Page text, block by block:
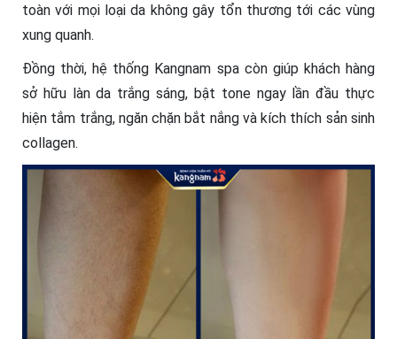
toàn với mọi loại da không gây tổn thương tới các vùng
xung quanh.
Đồng thời, hệ thống Kangnam spa còn giúp khách hàng
sở hữu làn da trắng sáng, bật tone ngay lần đầu thực
hiện tắm trắng, ngăn chặn bắt nắng và kích thích sản sinh
collagen.